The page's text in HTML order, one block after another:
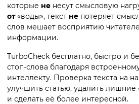
которые не несут смысловую
от«воды», текст не потеряет
слов мешает восприятию
информации.
TurboCheck бесплатно, быстро и
стоп-слова благодаря
интеллекту. Проверка текста на
улучшить статью, удалить
и сделать её более интересной.